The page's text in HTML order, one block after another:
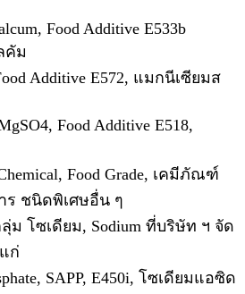
Food Additive E533b
คัม
Additive E572, แมกนีเซียมส
Food Additive E518,
Food Grade, เคมีภัณฑ์
ร ชนิดพิเศษอื่น ๆ
ม โซเดียม, Sodium ที่บริษัท ฯ จัด
ก่
SAPP, E450i, โซเดียมแอซิด